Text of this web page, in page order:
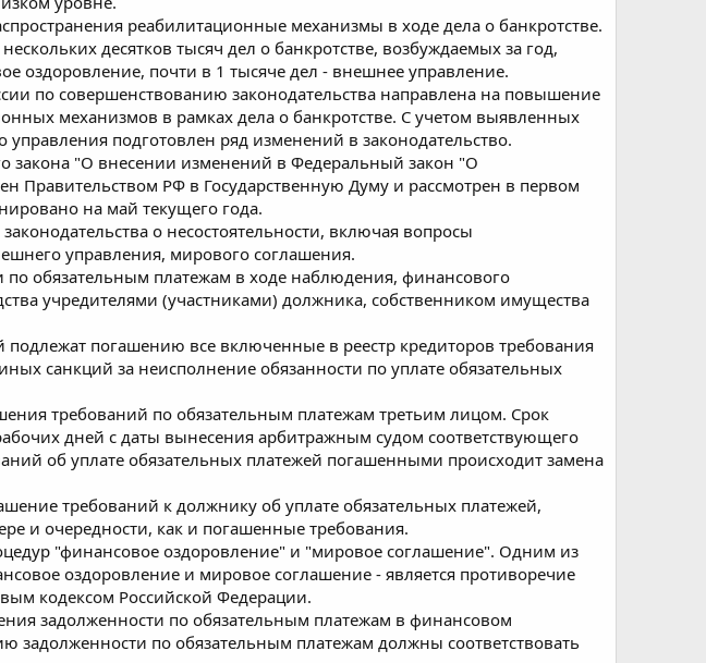
реабилитационные механизмы в ходе дела о банкротстве.
десятков тысяч дел о банкротстве, возбуждаемых за год,
оздоровление, почти в 1 тысяче дел - внешнее управление.
по совершенствованию законодательства направлена на повышение
механизмов в рамках дела о банкротстве. С учетом выявленных
подготовлен ряд изменений в законодательство.
закона "О внесении изменений в Федеральный закон "О
Правительством РФ в Государственную Думу и рассмотрен в первом
на май текущего года.
о несостоятельности, включая вопросы
управления, мирового соглашения.
обязательным платежам в ходе наблюдения, финансового
учредителями (участниками) должника, собственником имущества
погашению все включенные в реестр кредиторов требования
санкций за неисполнение обязанности по уплате обязательных
требований по обязательным платежам третьим лицом. Срок
дней с даты вынесения арбитражным судом соответствующего
об уплате обязательных платежей погашенными происходит замена
требований к должнику об уплате обязательных платежей,
и очередности, как и погашенные требования.
"финансовое оздоровление" и "мировое соглашение". Одним из
оздоровление и мировое соглашение - является противоречие
кодексом Российской Федерации.
задолженности по обязательным платежам в финансовом
по обязательным платежам должны соответствовать